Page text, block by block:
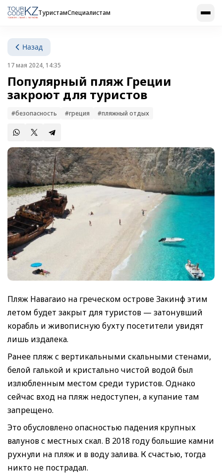
ТуристамСпециалистам
Назад
17 мая 2024, 14:35
Популярный пляж Греции
закроют для туристов
#безопасность #греция #пляжный отдых
Пляж Навагаио на греческом острове Закинф этим
летом будет закрыт для туристов — затонувший
корабль и живописную бухту посетители увидят
лишь издалека.
Ранее пляж с вертикальными скальными стенами,
белой галькой и кристально чистой водой был
излюбленным местом среди туристов. Однако
сейчас вход на пляж недоступен, а купание там
запрещено.
Это обусловлено опасностью падения крупных
валунов с местных скал. В 2018 году большие камни
рухнули на пляж и в воду залива. К счастью, тогда
никто не пострадал.